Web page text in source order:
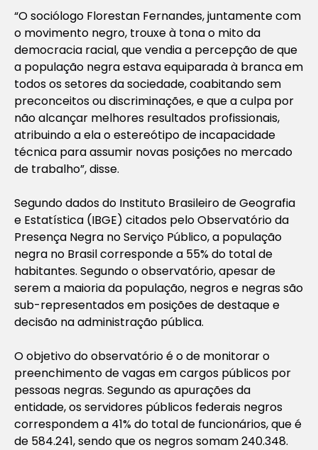
“O sociólogo Florestan Fernandes, juntamente com
o movimento negro, trouxe à tona o mito da
democracia racial, que vendia a percepção de que
a população negra estava equiparada à branca em
todos os setores da sociedade, coabitando sem
preconceitos ou discriminações, e que a culpa por
não alcançar melhores resultados profissionais,
atribuindo a ela o estereótipo de incapacidade
técnica para assumir novas posições no mercado
de trabalho”, disse.
Segundo dados do Instituto Brasileiro de Geografia
e Estatística (IBGE) citados pelo Observatório da
Presença Negra no Serviço Público, a população
negra no Brasil corresponde a 55% do total de
habitantes. Segundo o observatório, apesar de
serem a maioria da população, negros e negras são
sub-representados em posições de destaque e
decisão na administração pública.
O objetivo do observatório é o de monitorar o
preenchimento de vagas em cargos públicos por
pessoas negras. Segundo as apurações da
entidade, os servidores públicos federais negros
correspondem a 41% do total de funcionários, que é
de 584.241, sendo que os negros somam 240.348.